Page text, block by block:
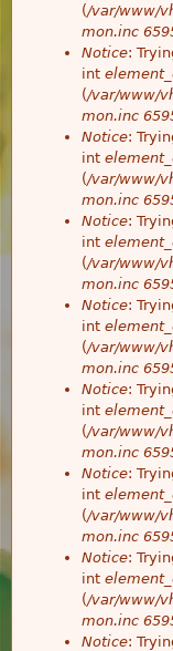
(/var/www/
mon.inc
Notice:
int
(/var/www/
mon.inc
Notice:
int
(/var/www/
mon.inc
Notice:
int
(/var/www/
mon.inc
Notice:
int
(/var/www/
mon.inc
Notice:
int
(/var/www/
mon.inc
Notice:
int
(/var/www/
mon.inc
Notice:
int
(/var/www/
mon.inc
Notice: